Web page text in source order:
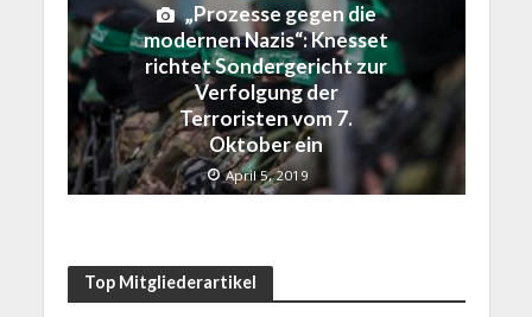
„Prozesse gegen die
modernen Nazis“: Knesset
richtet Sondergericht zur
Verfolgung der
Terroristen vom 7.
Oktober ein
April 5, 2019
Top Mitgliederartikel